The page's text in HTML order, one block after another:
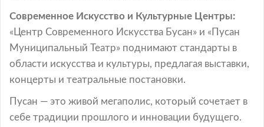
Современное Искусство и Культурные Центры:
«Центр Современного Искусства Бусан» и «Пусан
Муниципальный Театр» поднимают стандарты в
области искусства и культуры, предлагая выставки,
концерты и театральные постановки.
Пусан — это живой мегаполис, который сочетает в
себе традиции прошлого и инновации будущего.